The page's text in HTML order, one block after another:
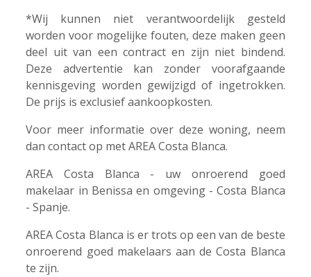
*Wij kunnen niet verantwoordelijk gesteld
worden voor mogelijke fouten, deze maken geen
deel uit van een contract en zijn niet bindend.
Deze advertentie kan zonder voorafgaande
kennisgeving worden gewijzigd of ingetrokken.
De prijs is exclusief aankoopkosten.
Voor meer informatie over deze woning, neem
dan contact op met AREA Costa Blanca.
AREA Costa Blanca - uw onroerend goed
makelaar in Benissa en omgeving - Costa Blanca
- Spanje.
AREA Costa Blanca is er trots op een van de beste
onroerend goed makelaars aan de Costa Blanca
te zijn.